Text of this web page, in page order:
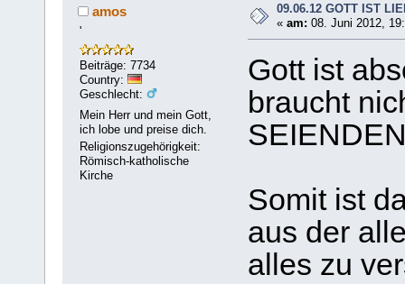
amos
'
Beiträge: 7734
Country:
Geschlecht:
Mein Herr und mein Gott,
ich lobe und preise dich.
Religionszugehörigkeit:
Römisch-katholische
Kirche
09.06.12 GOTT IST
«am: 08. Juni 2012,
Gott ist
braucht
Somit ist
aus der
alles zu